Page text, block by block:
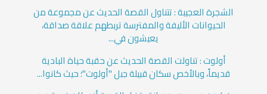
الشجرة العجيبة : تتناول القصة الحديث عن مجموعة من
الحيوانات الأليفة والمفترسة تربطهم علاقة صداقة،
يعيشون في...
أولوت : تناولت القصة الحديث عن حقبة حياة البادية
قديماً، وبالأخص سكان قبيلة جبل "أولوت"؛ حيث كانوا...